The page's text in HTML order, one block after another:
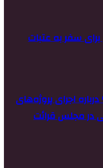
برای سفر به عتبات
گزارش کمیسیون اصل ۹۰ درباره اجرای پروژه‌های
در مجلس قرائت